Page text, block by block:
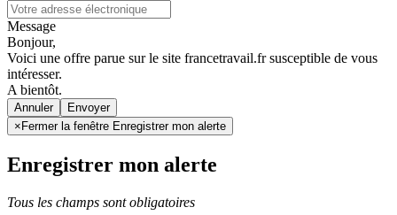
Message
Bonjour,
Voici une offre parue sur le site francetravail.fr susceptible de vous
intéresser.
A bientôt.
Annuler
× Fermer la fenêtre Enregistrer mon alerte
Enregistrer mon alerte
Tous les champs sont obligatoires